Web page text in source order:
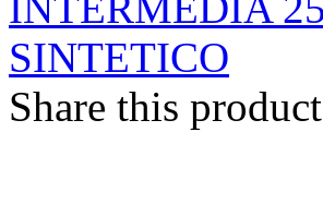
SINTETICO
Share this product